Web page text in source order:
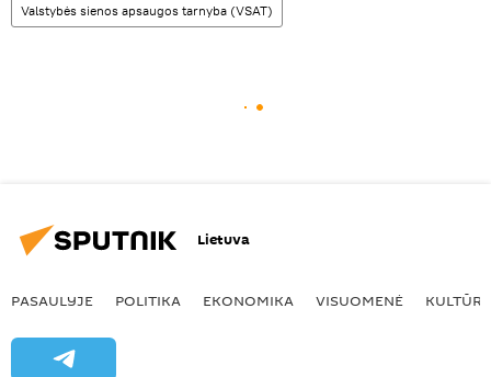
Valstybės sienos apsaugos tarnyba (VSAT)
Lietuva
PASAULYJE POLITIKA EKONOMIKA VISUOMENĖ KULTŪRA